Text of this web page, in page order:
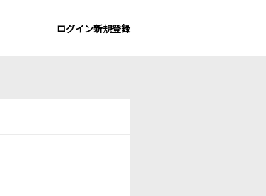
ログイン新規登録